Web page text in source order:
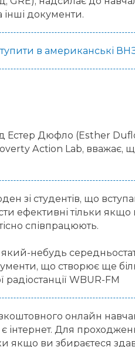
документи.
в американські
Естер Дюфло (Esther
Action Lab, вважає,
зі студентів, що
ефективні тільки
співпрацюють.
небудь
що створює ще
WBUR-FM
онлайн
інтернет. Для
якщо ви збираєтеся